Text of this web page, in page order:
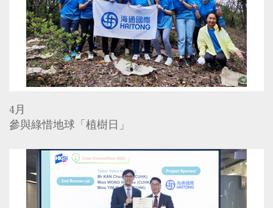
4月
參與綠惜地球「植樹日」